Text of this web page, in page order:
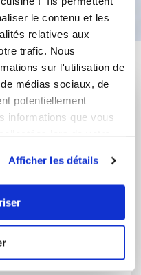
le contenu et les
relatives aux
trafic. Nous
sur l'utilisation de
médias sociaux, de
potentiellement
informations que vous
Afficher les détails